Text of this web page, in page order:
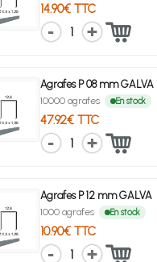
14.90€ TTC
1
Agrafes P 08 mm GALVA
10000 agrafes En stock
47.92€ TTC
1
Agrafes P 12 mm GALVA
1000 agrafes En stock
10.90€ TTC
1